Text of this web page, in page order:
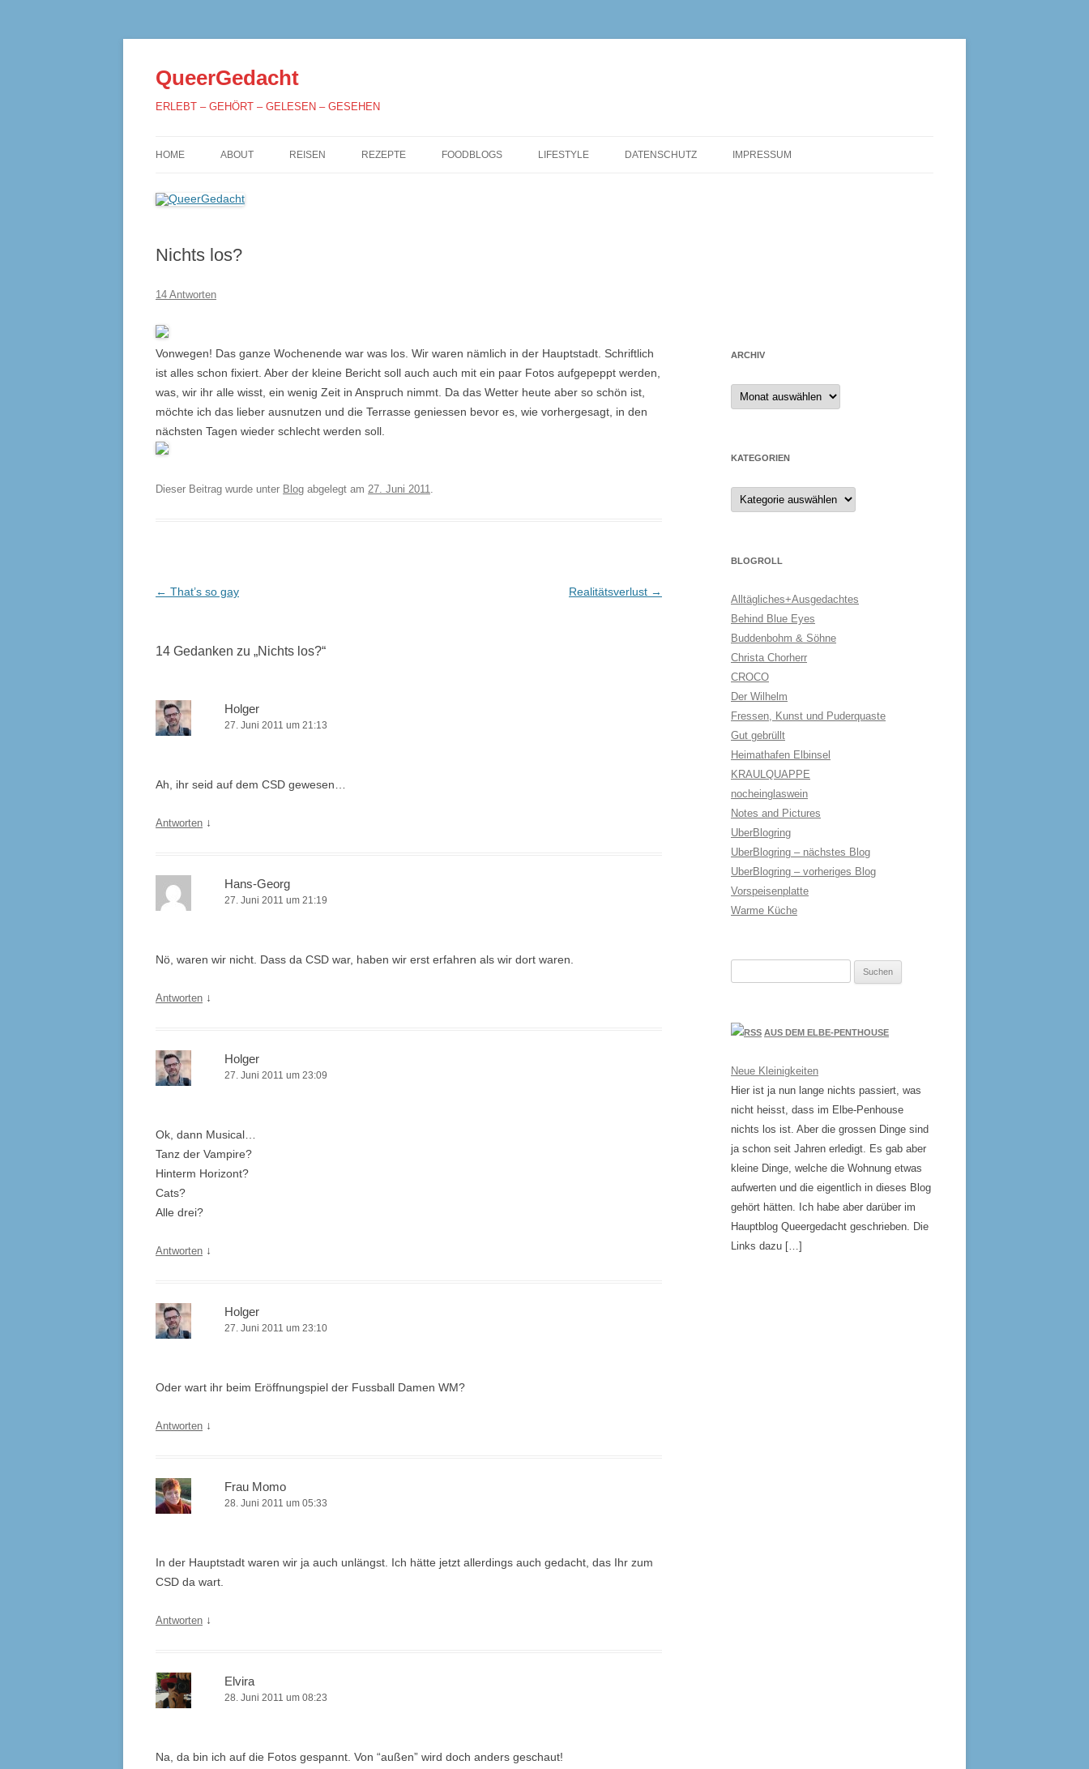
QueerGedacht
ERLEBT – GEHÖRT – GELESEN – GESEHEN
zum
HOME ABOUT REISEN REZEPTE FOODBLOGS LIFESTYLE DATENSCHUTZ IMPRESSUM
Nichts los?
14 Antworten
Vonwegen! Das ganze Wochenende war was los. Wir waren nämlich in der Hauptstadt. Schriftlich
ist alles schon fixiert. Aber der kleine Bericht soll auch auch mit ein paar Fotos aufgepeppt werden,
was, wir ihr alle wisst, ein wenig Zeit in Anspruch nimmt. Da das Wetter heute aber so schön ist,
möchte ich das lieber ausnutzen und die Terrasse geniessen bevor es, wie vorhergesagt, in den
nächsten Tagen wieder schlecht werden soll.
Dieser Beitrag wurde unter Blog abgelegt am 27. Juni 2011.
Beitrags-
← That’s so gay Realitätsverlust →
14 Gedanken zu „Nichts los?“
Holger
27. Juni 2011 um 21:13
Ah, ihr seid auf dem CSD gewesen…
Antworten ↓
Hans-Georg
27. Juni 2011 um 21:19
Nö, waren wir nicht. Dass da CSD war, haben wir erst erfahren als wir dort waren.
Antworten ↓
Holger
27. Juni 2011 um 23:09
Ok, dann Musical…
Tanz der Vampire?
Hinterm Horizont?
Cats?
Alle drei?
Antworten ↓
Holger
27. Juni 2011 um 23:10
Oder wart ihr beim Eröffnungspiel der Fussball Damen WM?
Antworten ↓
Frau Momo
28. Juni 2011 um 05:33
In der Hauptstadt waren wir ja auch unlängst. Ich hätte jetzt allerdings auch gedacht, das Ihr zum
CSD da wart.
Antworten ↓
Elvira
28. Juni 2011 um 08:23
Na, da bin ich auf die Fotos gespannt. Von “außen” wird doch anders geschaut!
ARCHIV
Archiv
KATEGORIEN
Kategorien
BLOGROLL
Alltägliches+Ausgedachtes
Behind Blue Eyes
Buddenbohm & Söhne
Christa Chorherr
CROCO
Der Wilhelm
Fressen, Kunst und Puderquaste
Gut gebrüllt
Heimathafen Elbinsel
KRAULQUAPPE
nocheinglaswein
Notes and Pictures
UberBlogring
UberBlogring – nächstes Blog
UberBlogring – vorheriges Blog
Vorspeisenplatte
Warme Küche
AUS DEM ELBE-PENTHOUSE
Neue Kleinigkeiten
Hier ist ja nun lange nichts passiert, was
nicht heisst, dass im Elbe-Penhouse
nichts los ist. Aber die grossen Dinge sind
ja schon seit Jahren erledigt. Es gab aber
kleine Dinge, welche die Wohnung etwas
aufwerten und die eigentlich in dieses Blog
gehört hätten. Ich habe aber darüber im
Hauptblog Queergedacht geschrieben. Die
Links dazu […]